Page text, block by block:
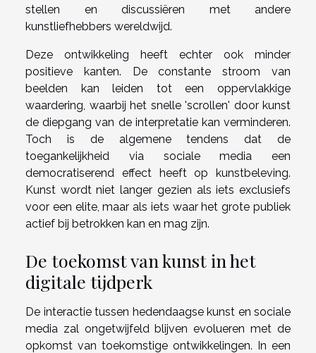
stellen en discussiëren met andere
kunstliefhebbers wereldwijd.
Deze ontwikkeling heeft echter ook minder
positieve kanten. De constante stroom van
beelden kan leiden tot een oppervlakkige
waardering, waarbij het snelle 'scrollen' door kunst
de diepgang van de interpretatie kan verminderen.
Toch is de algemene tendens dat de
toegankelijkheid via sociale media een
democratiserend effect heeft op kunstbeleving.
Kunst wordt niet langer gezien als iets exclusiefs
voor een elite, maar als iets waar het grote publiek
actief bij betrokken kan en mag zijn.
De toekomst van kunst in het
digitale tijdperk
De interactie tussen hedendaagse kunst en sociale
media zal ongetwijfeld blijven evolueren met de
opkomst van toekomstige ontwikkelingen. In een